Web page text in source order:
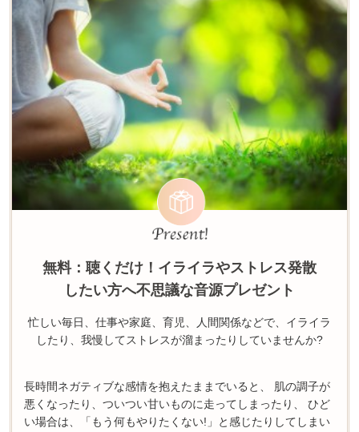
無料：聴くだけ！イライラやストレス発散
したい方へ不思議な音源プレゼント
忙しい毎日、仕事や家庭、育児、人間関係などで、イライラ
したり、我慢してストレスが溜まったりしていませんか?
長時間ネガティブな感情を抱えたままでいると、 肌の調子が
悪くなったり、ついつい甘いものに走ってしまったり、 ひど
い場合は、「もう何もやりたくない!」と感じたりしてしまい